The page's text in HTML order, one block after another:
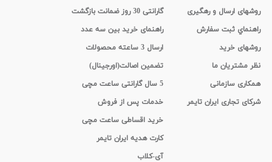
روشهای ارسال و رهگیری
راهنماي ثبت سفارش
روشهای خرید
نظر مشتریان ما
همکاری سازمانی
شرکای تجاری ایران تایمر
گارانتی 30 روز ضمانت بازگشت
راهنمای خرید بین سه عدد
ارسال 3 ساعته محصولات
تضمین اصالت(اورجینال)
5 سال گارانتی ساعت مچی
خدمات پس از فروش
خرید اقساطی ساعت مچی
کارت هدیه ایران تایمر
آی-کلاب